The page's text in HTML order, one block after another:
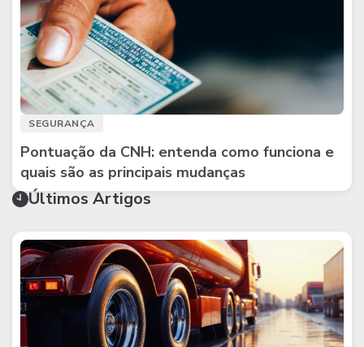
SEGURANÇA
Pontuação da CNH: entenda como funciona e
quais são as principais mudanças
Últimos Artigos